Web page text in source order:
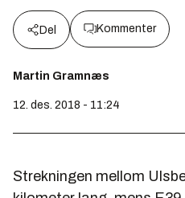
Del Kommenter
Martin Gramnæs
12. des. 2018 - 11:24
Strekningen mellom